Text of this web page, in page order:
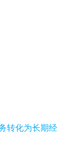
转化为长期经